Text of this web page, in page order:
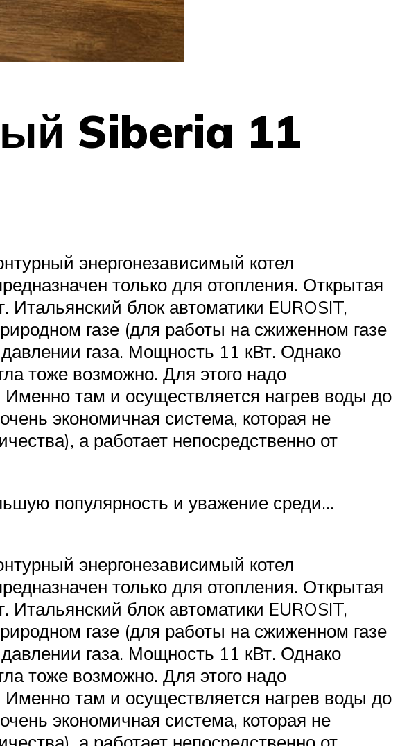
Siberia 11
энергонезависимый котел
только для отопления. Открытая
блок автоматики EUROSIT,
газе (для работы на сжиженном газе
газа. Мощность 11 кВт. Однако
тоже возможно. Для этого надо
Именно там и осуществляется нагрев воды до
экономичная система, которая не
а работает непосредственно от
популярность и уважение среди…
энергонезависимый котел
только для отопления. Открытая
блок автоматики EUROSIT,
газе (для работы на сжиженном газе
газа. Мощность 11 кВт. Однако
тоже возможно. Для этого надо
Именно там и осуществляется нагрев воды до
экономичная система, которая не